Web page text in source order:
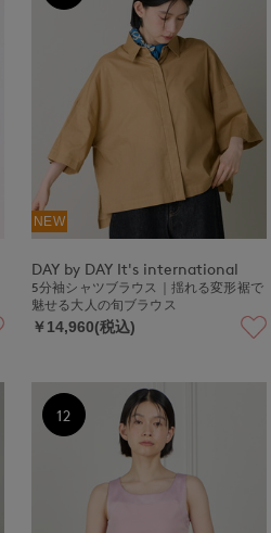
NEW
DAY by DAY It's international
5分袖シャツブラウス｜揺れる変形裾で
魅せる大人の旬ブラウス
￥14,960(税込)
12